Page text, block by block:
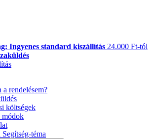
Ingyenes standard kiszállítás 24.000 Ft-tól
rendelésem?
költségek
módok
téma